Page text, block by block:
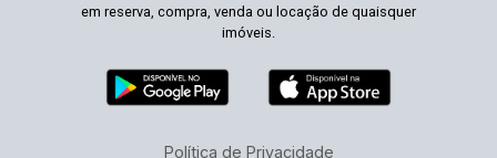
em reserva, compra, venda ou locação de quaisquer
imóveis.
Política de Privacidade